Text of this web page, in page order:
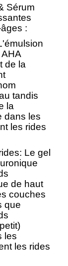
Sérum
:
de la
tandis
la
dans les
les rides
Le gel
de haut
couches
que
les
les rides